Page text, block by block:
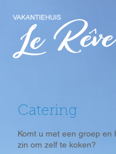
Catering
Komt u met een groep en
zin om zelf te koken?